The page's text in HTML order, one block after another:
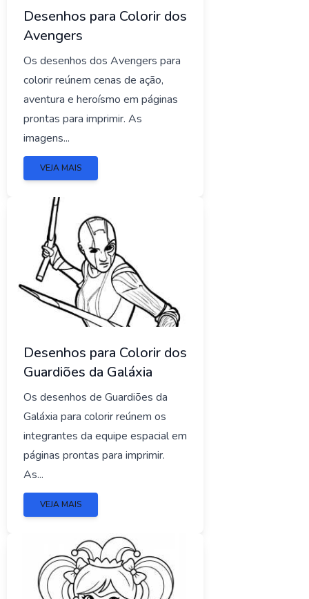
Desenhos para Colorir dos
Avengers
Os desenhos dos Avengers para
colorir reúnem cenas de ação,
aventura e heroísmo em páginas
prontas para imprimir. As
imagens...
VEJA MAIS
Desenhos para Colorir dos
Guardiões da Galáxia
Os desenhos de Guardiões da
Galáxia para colorir reúnem os
integrantes da equipe espacial em
páginas prontas para imprimir.
As...
VEJA MAIS